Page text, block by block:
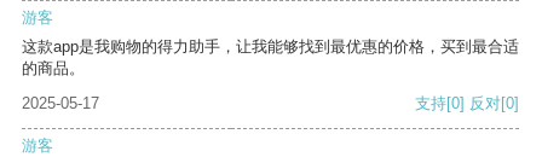
游客
这款app是我购物的得力助手，让我能够找到最优惠的价格，买到最合适
的商品。
2025-05-17
支持[0] 反对[0]
游客